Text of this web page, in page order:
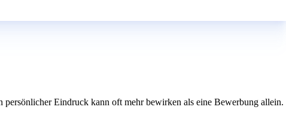
Eindruck kann oft mehr bewirken als eine Bewerbung allein.